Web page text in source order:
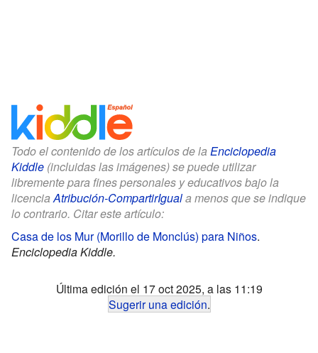
Todo el contenido de los artículos de la Enciclopedia
Kiddle (incluidas las imágenes) se puede utilizar
libremente para fines personales y educativos bajo la
licenciaAtribución-CompartirIguala menos que se indique
lo contrario. Citar este artículo:
Casa de los Mur (Morillo de Monclús) para Niños.
Enciclopedia Kiddle.
Última edición el 17 oct 2025, a las 11:19
Sugerir una edición.